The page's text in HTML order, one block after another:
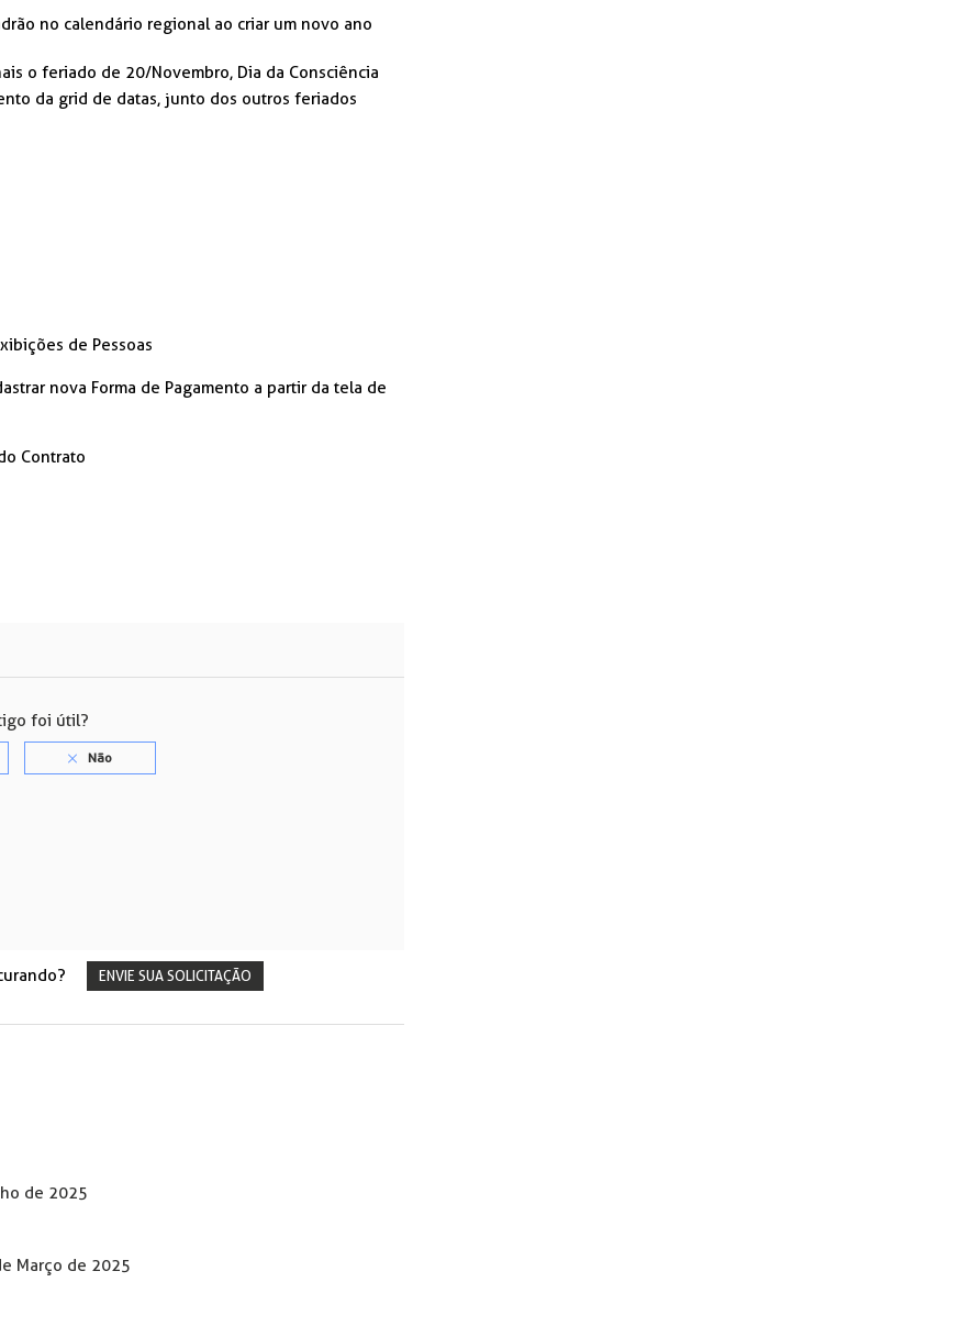
no calendário regional ao criar um novo ano
o feriado de 20/Novembro, Dia da Consciência
da grid de datas, junto dos outros feriados
de Pessoas
nova Forma de Pagamento a partir da tela de
Contrato
foi útil?
ENVIE SUA SOLICITAÇÃO
de 2025
Março de 2025